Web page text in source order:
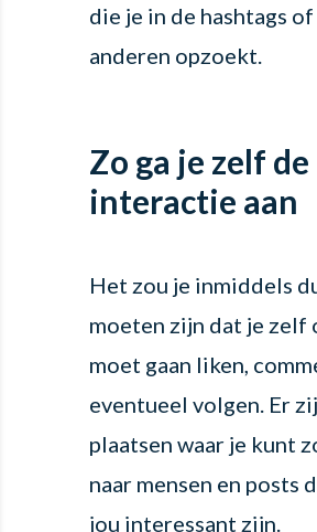
die je in de hashtags
anderen opzoekt.
Zo ga je zelf de
interactie aan
Het zou je inmiddels
moeten zijn dat je zelf
moet gaan liken,
eventueel volgen. Er
plaatsen waar je kunt
naar mensen en posts
jou interessant zijn.